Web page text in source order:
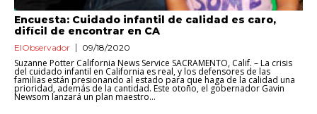
Encuesta: Cuidado infantil de calidad es caro,
difícil de encontrar en CA
ElObservador 09/18/2020
Suzanne Potter California News Service SACRAMENTO, Calif. – La crisis
del cuidado infantil en California es real, y los defensores de las
familias están presionando al estado para que haga de la calidad una
prioridad, además de la cantidad. Este otoño, el gobernador Gavin
Newsom lanzará un plan maestro...